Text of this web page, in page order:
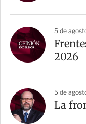
5 de
2026
5 de
La